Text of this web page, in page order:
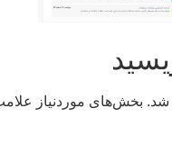
شد. بخش‌های موردنیاز